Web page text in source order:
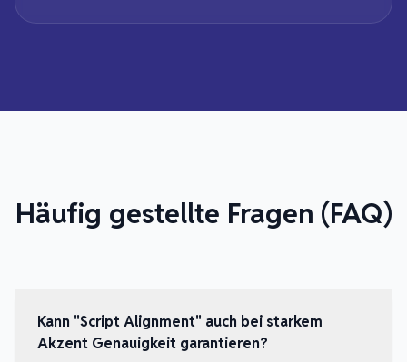
Häufig gestellte Fragen (FAQ)
Kann "Script Alignment" auch bei starkem
Akzent Genauigkeit garantieren?